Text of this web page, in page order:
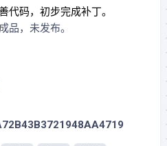
代码，初步完成补丁。
品，未发布。